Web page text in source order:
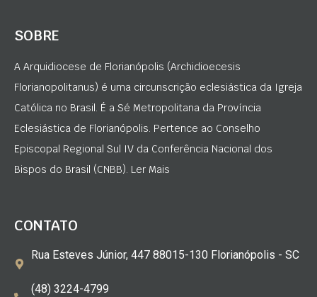
SOBRE
A Arquidiocese de Florianópolis (Archidioecesis
Florianopolitanus) é uma circunscrição eclesiástica da Igreja
Católica no Brasil. É a Sé Metropolitana da Província
Eclesiástica de Florianópolis. Pertence ao Conselho
Episcopal Regional Sul IV da Conferência Nacional dos
Bispos do Brasil (CNBB). Ler Mais
CONTATO
Rua Esteves Júnior, 447 88015-130 Florianópolis - SC
(48) 3224-4799